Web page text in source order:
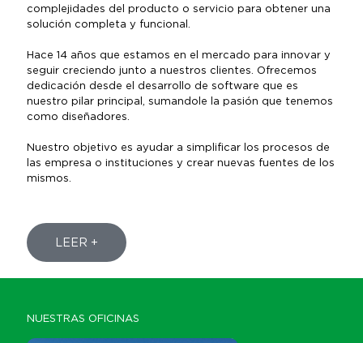
complejidades del producto o servicio para obtener una
solución completa y funcional.
Hace 14 años que estamos en el mercado para innovar y
seguir creciendo junto a nuestros clientes. Ofrecemos
dedicación desde el desarrollo de software que es
nuestro pilar principal, sumandole la pasión que tenemos
como diseñadores.
Nuestro objetivo es ayudar a simplificar los procesos de
las empresa o instituciones y crear nuevas fuentes de los
mismos.
LEER +
NUESTRAS OFICINAS